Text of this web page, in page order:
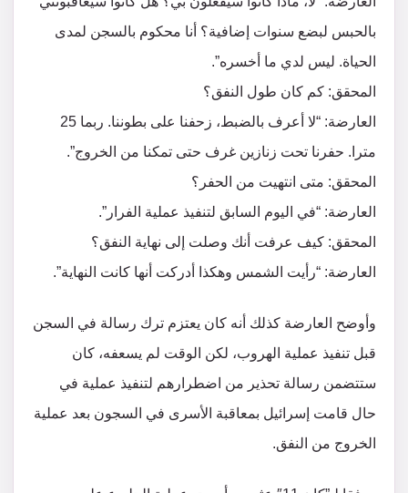
بالحبس لبضع سنوات إضافية؟ أنا محكوم بالسجن لمدى
الحياة. ليس لدي ما أخسره”.
المحقق: كم كان طول النفق؟
العارضة: “لا أعرف بالضبط، زحفنا على بطوننا. ربما 25
مترا. حفرنا تحت زنازين غرف حتى تمكنا من الخروج”.
المحقق: متى انتهيت من الحفر؟
العارضة: “في اليوم السابق لتنفيذ عملية الفرار”.
المحقق: كيف عرفت أنك وصلت إلى نهاية النفق؟
العارضة: “رأيت الشمس وهكذا أدركت أنها كانت النهاية”.
وأوضح العارضة كذلك أنه كان يعتزم ترك رسالة في السجن
قبل تنفيذ عملية الهروب، لكن الوقت لم يسعفه، كان
ستتضمن رسالة تحذير من اضطرارهم لتنفيذ عملية في
حال قامت إسرائيل بمعاقبة الأسرى في السجون بعد عملية
الخروج من النفق.